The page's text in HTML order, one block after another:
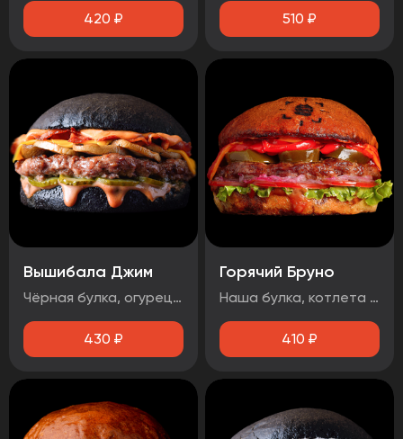
420 ₽ 510 ₽
Вышибала Джим
Чёрная булка, огурец маринованный, говядина, грибы, бекон, сыр чеддер, два фирменных соуса
430 ₽
Горячий Бруно
Наша булка, котлета говяжья, помидор, лук маринованный, лист салата, соус барбекю, перец болгарский тушеный, халапеньо, сыр чеддер, острый соус.
410 ₽